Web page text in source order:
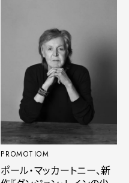
PROMOTIOM
ポール・マッカートニー、新